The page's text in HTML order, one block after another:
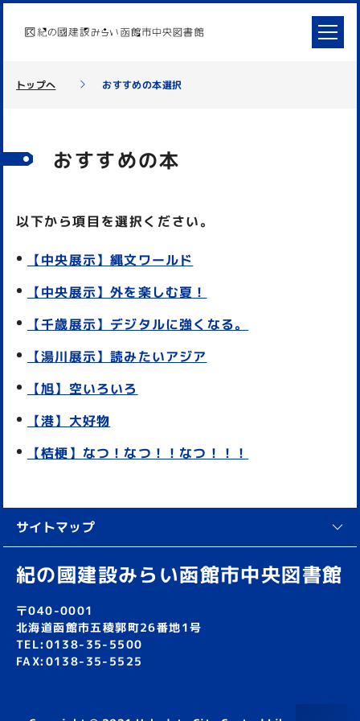
トップへ おすすめの本選択
おすすめの本
以下から項目を選択ください。
【中央展示】縄文ワールド
【中央展示】外を楽しむ夏！
【千歳展示】デジタルに強くなる。
【湯川展示】読みたいアジア
【旭】空いろいろ
【港】大好物
【桔梗】なつ！なつ！！なつ！！！
サイトマップ
紀の國建設みらい函館市中央図書館
〒040-0001
北海道函館市五稜郭町26番地1号
TEL:0138-35-5500
FAX:0138-35-5525